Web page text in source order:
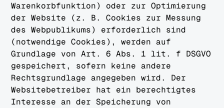
Warenkorbfunktion) oder zur Optimierung
der Website (z. B. Cookies zur Messung
des Webpublikums) erforderlich sind
(notwendige Cookies), werden auf
Grundlage von Art. 6 Abs. 1 lit. f DSGVO
gespeichert, sofern keine andere
Rechtsgrundlage angegeben wird. Der
Websitebetreiber hat ein berechtigtes
Interesse an der Speicherung von